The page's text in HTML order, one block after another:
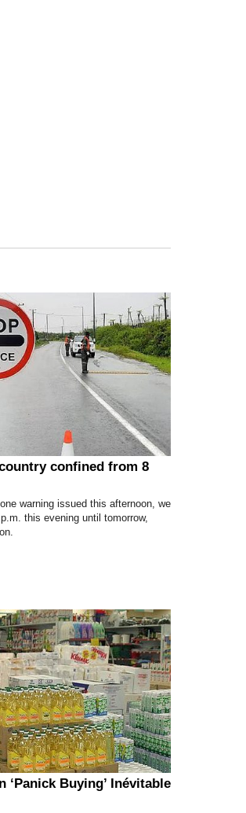
confined from 8
warning issued this afternoon, we
this evening until tomorrow,
‘Panick Buying’ Inévitable